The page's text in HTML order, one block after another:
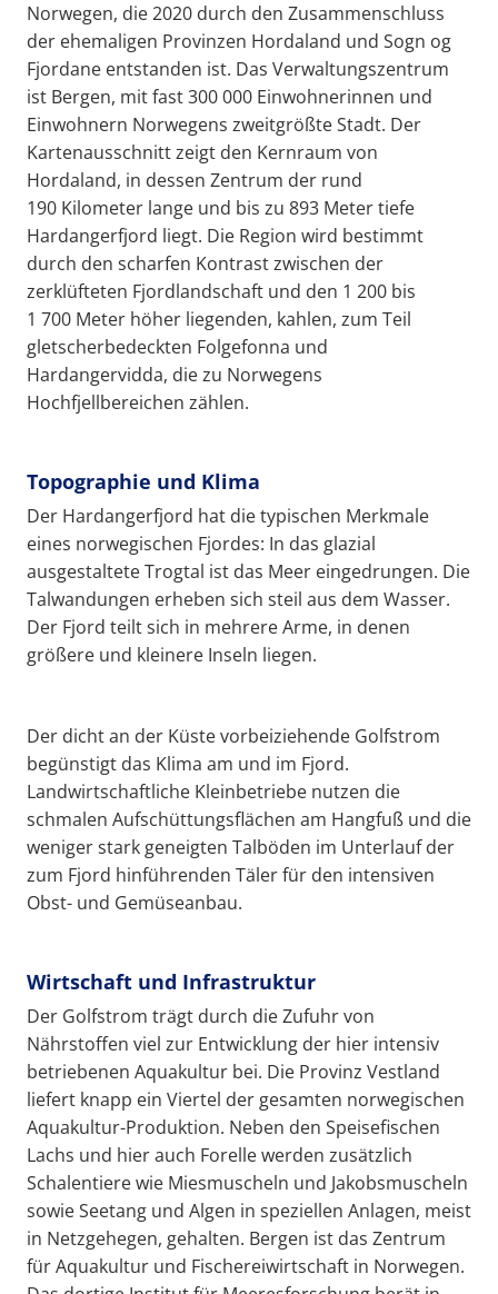
Norwegen, die 2020 durch den Zusammenschluss
der ehemaligen Provinzen Hordaland und Sogn og
Fjordane entstanden ist. Das Verwaltungszentrum
ist Bergen, mit fast 300 000 Einwohnerinnen und
Einwohnern Norwegens zweitgrößte Stadt. Der
Kartenausschnitt zeigt den Kernraum von
Hordaland, in dessen Zentrum der rund
190 Kilometer lange und bis zu 893 Meter tiefe
Hardangerfjord liegt. Die Region wird bestimmt
durch den scharfen Kontrast zwischen der
zerklüfteten Fjordlandschaft und den 1 200 bis
1 700 Meter höher liegenden, kahlen, zum Teil
gletscherbedeckten Folgefonna und
Hardangervidda, die zu Norwegens
Hochfjellbereichen zählen.
Topographie und Klima
Der Hardangerfjord hat die typischen Merkmale
eines norwegischen Fjordes: In das glazial
ausgestaltete Trogtal ist das Meer eingedrungen. Die
Talwandungen erheben sich steil aus dem Wasser.
Der Fjord teilt sich in mehrere Arme, in denen
größere und kleinere Inseln liegen.
Der dicht an der Küste vorbeiziehende Golfstrom
begünstigt das Klima am und im Fjord.
Landwirtschaftliche Kleinbetriebe nutzen die
schmalen Aufschüttungsflächen am Hangfuß und die
weniger stark geneigten Talböden im Unterlauf der
zum Fjord hinführenden Täler für den intensiven
Obst- und Gemüseanbau.
Wirtschaft und Infrastruktur
Der Golfstrom trägt durch die Zufuhr von
Nährstoffen viel zur Entwicklung der hier intensiv
betriebenen Aquakultur bei. Die Provinz Vestland
liefert knapp ein Viertel der gesamten norwegischen
Aquakultur-Produktion. Neben den Speisefischen
Lachs und hier auch Forelle werden zusätzlich
Schalentiere wie Miesmuscheln und Jakobsmuscheln
sowie Seetang und Algen in speziellen Anlagen, meist
in Netzgehegen, gehalten. Bergen ist das Zentrum
für Aquakultur und Fischereiwirtschaft in Norwegen.